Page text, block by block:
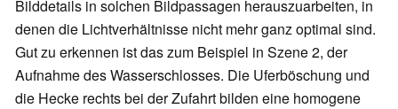
Bilddetails in solchen Bildpassagen herauszuarbeiten, in
denen die Lichtverhältnisse nicht mehr ganz optimal sind.
Gut zu erkennen ist das zum Beispiel in Szene 2, der
Aufnahme des Wasserschlosses. Die Uferböschung und
die Hecke rechts bei der Zufahrt bilden eine homogene